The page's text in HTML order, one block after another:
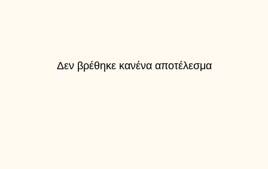
Δεν βρέθηκε κανένα αποτέλεσμα